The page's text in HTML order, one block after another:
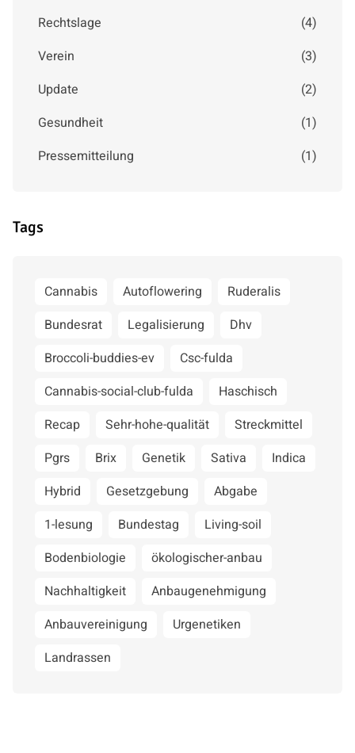
Rechtslage
(4)
Verein
(3)
Update
(2)
Gesundheit
(1)
Pressemitteilung
(1)
Tags
Cannabis Autoflowering
Ruderalis
Bundesrat
Legalisierung
Dhv
Broccoli-buddies-ev
Csc-fulda
Cannabis-social-club-fulda
Haschisch
Recap
Sehr-hohe-qualität
Streckmittel
Pgrs
Brix Genetik Sativa
Indica
Hybrid
Gesetzgebung
Abgabe
1-lesung
Bundestag
Living-soil
Bodenbiologie
ökologischer-anbau
Nachhaltigkeit
Anbaugenehmigung
Anbauvereinigung
Urgenetiken
Landrassen